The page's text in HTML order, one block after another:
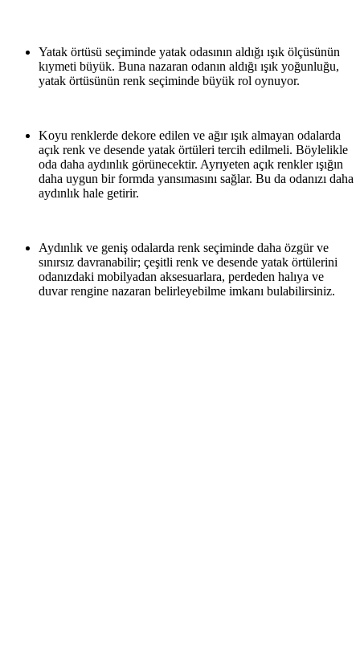
Yatak örtüsü seçiminde yatak odasının aldığı ışık ölçüsünün
kıymeti büyük. Buna nazaran odanın aldığı ışık yoğunluğu,
yatak örtüsünün renk seçiminde büyük rol oynuyor.
Koyu renklerde dekore edilen ve ağır ışık almayan odalarda
açık renk ve desende yatak örtüleri tercih edilmeli. Böylelikle
oda daha aydınlık görünecektir. Ayrıyeten açık renkler ışığın
daha uygun bir formda yansımasını sağlar. Bu da odanızı daha
aydınlık hale getirir.
Aydınlık ve geniş odalarda renk seçiminde daha özgür ve
sınırsız davranabilir; çeşitli renk ve desende yatak örtülerini
odanızdaki mobilyadan aksesuarlara, perdeden halıya ve
duvar rengine nazaran belirleyebilme imkanı bulabilirsiniz.